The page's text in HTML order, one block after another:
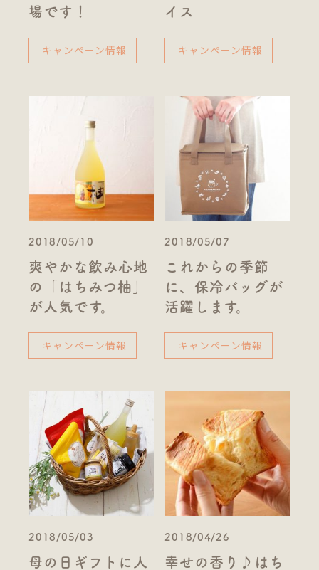
場です！
キャンペーン情報
イス
キャンペーン情報
2018/05/10
爽やかな飲み心地
の「はちみつ柚」
が人気です。
キャンペーン情報
2018/05/07
これからの季節
に、保冷バッグが
活躍します。
キャンペーン情報
2018/05/03
母の日ギフトに人
2018/04/26
幸せの香り♪はち